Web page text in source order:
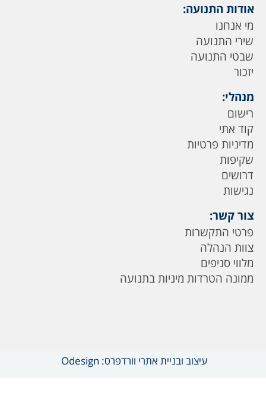
אודות התנועה:
מי אנחנו
שירי התנועה
שבטי התנועה
יזכור
מנהלי:
רישום
קוד אתי
מדיניות פרטיות
שקיפות
דרושים
נגישות
צור קשר:
פרטי התקשרות
צוות הנהלה
מלווי סניפים
ממונה הטרדות מיניות בתנועה
עיצוב ובניית אתרי וורדפרס: Odesign